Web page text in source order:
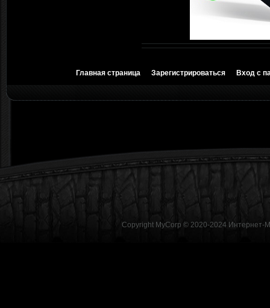
Главная страница Зарегистрироваться Вход с
Copyright MyCorp © 2020-2024 Интернет-